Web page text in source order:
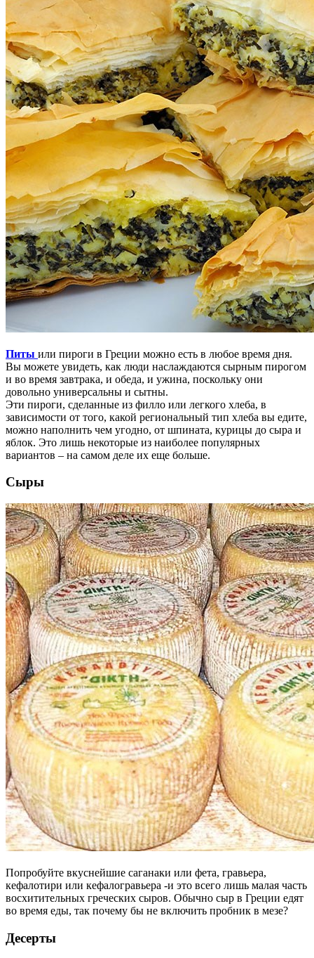
Питы или пироги в Греции можно есть в любое время дня.
Вы можете увидеть, как люди наслаждаются сырным пирогом
и во время завтрака, и обеда, и ужина, поскольку они
довольно универсальны и сытны.
Эти пироги, сделанные из филло или легкого хлеба, в
зависимости от того, какой региональный тип хлеба вы едите,
можно наполнить чем угодно, от шпината, курицы до сыра и
яблок. Это лишь некоторые из наиболее популярных
вариантов – на самом деле их еще больше.
Сыры
Попробуйте вкуснейшие саганаки или фета, гравьера,
кефалотири или кефалогравьера -и это всего лишь малая часть
восхитительных греческих сыров. Обычно сыр в Греции едят
во время еды, так почему бы не включить пробник в мезе?
Десерты